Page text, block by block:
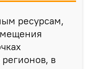
ресурсам,
регионов, в